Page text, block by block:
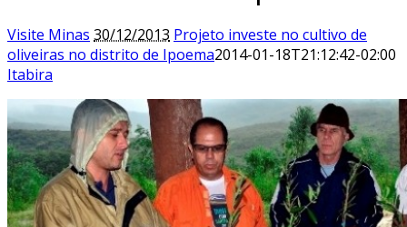
Visite Minas 30/12/2013 Projeto investe no cultivo de
oliveiras no distrito de Ipoema2014-01-18T21:12:42-02:00
Itabira